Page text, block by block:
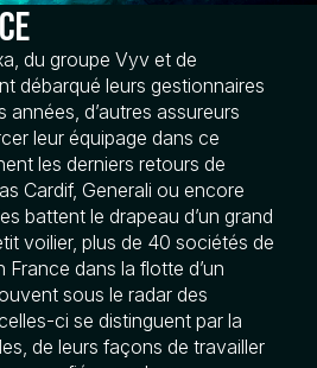
du groupe Vyv et de
débarqué leurs gestionnaires
années, d’autres assureurs
leur équipage dans ce
les derniers retours de
Cardif, Generali ou encore
battent le drapeau d’un grand
voilier, plus de 40 sociétés de
dans la flotte d’un
sous le radar des
ci se distinguent par la
de leurs façons de travailler